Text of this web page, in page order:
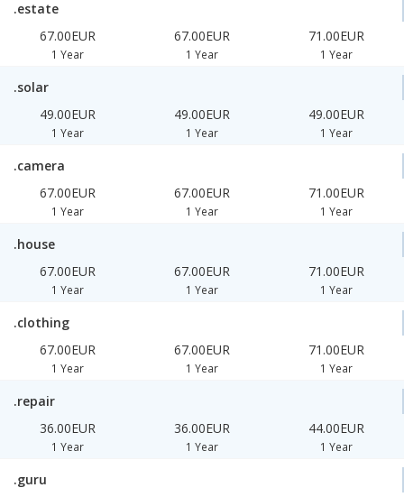
.estate
67.00EUR
1 Year
67.00EUR
1 Year
71.00EUR
1 Year
.solar
49.00EUR
1 Year
49.00EUR
1 Year
49.00EUR
1 Year
.camera
67.00EUR
1 Year
67.00EUR
1 Year
71.00EUR
1 Year
.house
67.00EUR
1 Year
67.00EUR
1 Year
71.00EUR
1 Year
.clothing
67.00EUR
1 Year
67.00EUR
1 Year
71.00EUR
1 Year
.repair
36.00EUR
1 Year
36.00EUR
1 Year
44.00EUR
1 Year
.guru